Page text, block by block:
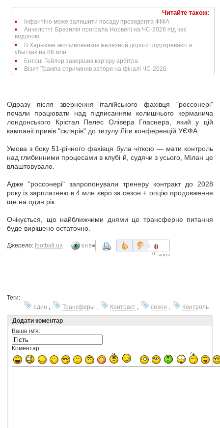
Читайте також:
Інфантіно може залишити посаду президента ФІФА
Анчелотті: Бразилія програла Норвегії на ЧС-2026 під час
водопою
В Харькове экс-чиновников железной дороги подозревают в
убытках на 86 млн
Ентоні Тейлор завершив кар’єру арбітра
Візит Трампа спричинив затори на фіналі ЧС-2026
Одразу після звернення італійського фахівця "россонері"
почали працювати над підписанням колишнього керманича
лондонського Крістал Пелес Олівера Гласнера, який у цій
кампанії привів "склярів" до титулу Ліги конференцій УЄФА.
Умова з боку 51-річного фахівця була чіткою — мати контроль
над глибинними процесами в клубі й, судячи з усього, Мілан це
влаштовувало.
Адже "россонері" запропонували тренеру контракт до 2028
року із зарплатнею в 4 млн євро за сезон + опцію продовження
ще на один рік.
Очікується, що найближчими днями це трансферне питання
буде вирішено остаточно.
Джерело: football.ua 0
0
Теги:
один , Трансферы , Контракт , сезон ,
Контроль
Додати коментар
Ваше ім'я:
Коментар: